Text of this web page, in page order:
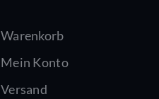
Warenkorb
Mein Konto
Versand